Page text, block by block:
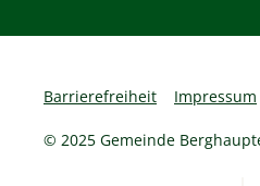
Barrierefreiheit Impressum
© 2025 Gemeinde